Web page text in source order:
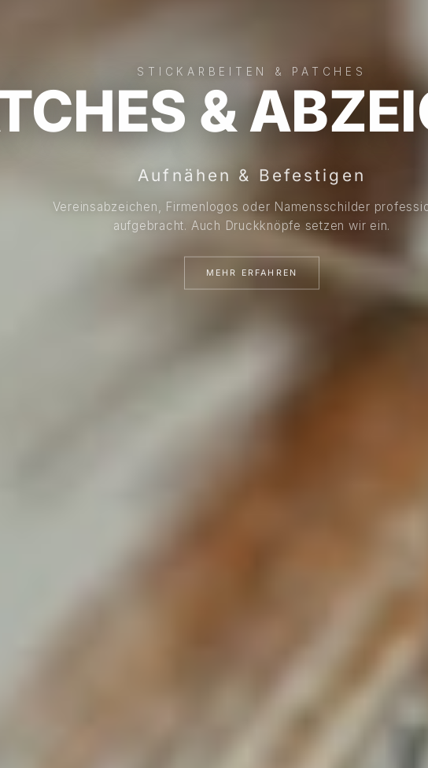
STICKARBEITEN & PATCHES
&
Aufnähen & Befestigen
Vereinsabzeichen, Firmenlogos oder Namensschilder
aufgebracht. Auch Druckknöpfe setzen wir ein.
MEHR ERFAHREN